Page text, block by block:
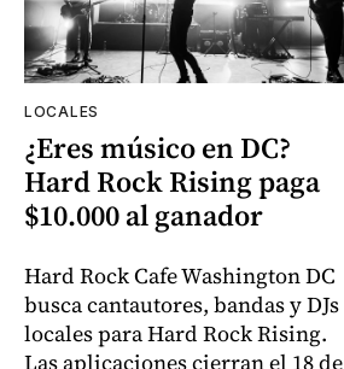
LOCALES
¿Eres músico en DC?
Hard Rock Rising paga
$10.000 al ganador
Hard Rock Cafe Washington DC
busca cantautores, bandas y DJs
locales para Hard Rock Rising.
Las aplicaciones cierran el 18 de